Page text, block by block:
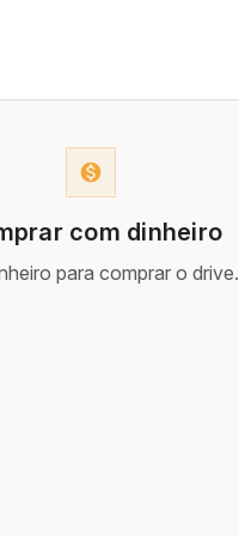
monetization_on
com dinheiro
para comprar o drive.